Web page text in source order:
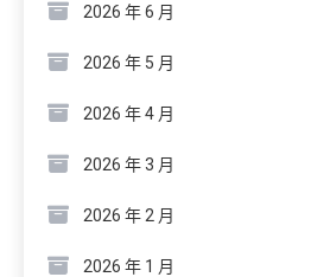
2026 年 6 月
2026 年 5 月
2026 年 4 月
2026 年 3 月
2026 年 2 月
2026 年 1 月